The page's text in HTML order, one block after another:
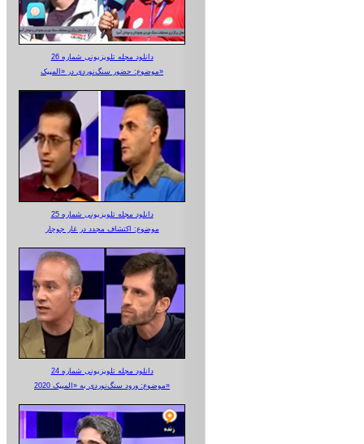
دانلود مجله تلویزیونی شماره 26
موضوع: حضور سنگ‌نوردی در «المپیک»
دانلود مجله تلویزیونی شماره 25
موضوع: اکتشاف مجدد در غار جوجار
دانلود مجله تلویزیونی شماره 24
موضوع: ورود سنگ‌نوردی به «المپیک 2020»